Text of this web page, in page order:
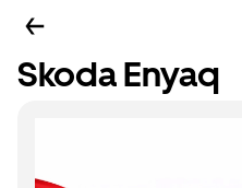
Skoda Enyaq